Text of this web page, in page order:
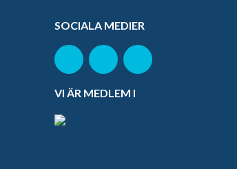
SOCIALA MEDIER
VI ÄR MEDLEM I